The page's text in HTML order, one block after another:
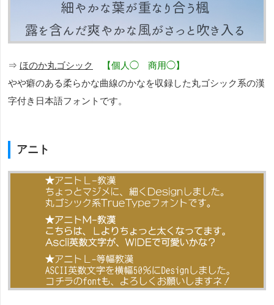
⇒ ほのか丸ゴシック
【個人◯ 商用◯】
やや癖のある柔らかな曲線のかなを収録した丸ゴシック系の漢
字付き日本語フォントです。
アニト